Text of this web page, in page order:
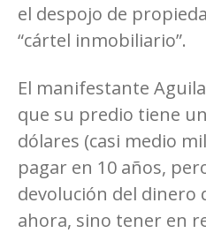
el despojo de
“cártel inmobiliario”.
El manifestante
que su predio tiene
dólares (casi medio
pagar en 10 años,
devolución del dinero
ahora, sino tener en